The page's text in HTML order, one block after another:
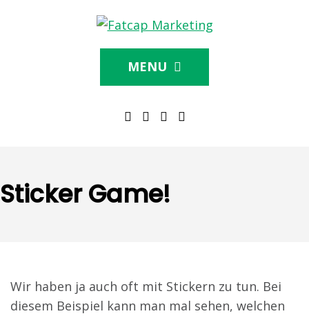
MENU
Sticker Game!
Wir haben ja auch oft mit Stickern zu tun. Bei
diesem Beispiel kann man mal sehen, welchen